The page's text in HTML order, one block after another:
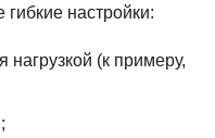
настройки:
(к примеру,